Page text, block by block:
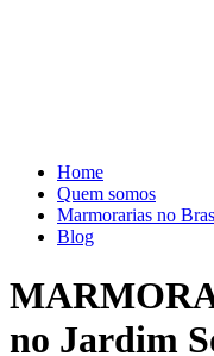
Home
Quem somos
Marmorarias no
Blog
no Jardim